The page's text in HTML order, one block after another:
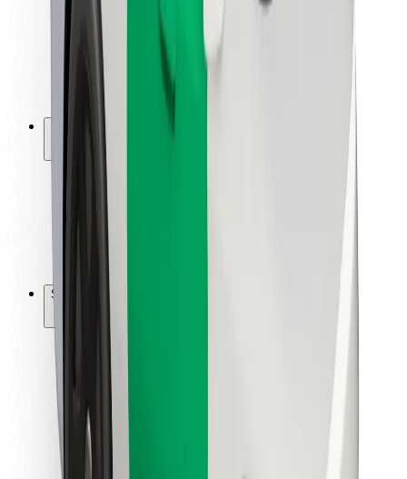
Sécurité des passagers
Sécurité des chauffeurs
Sécurité à trottinette
Safety Lab
Villes
Emplacements
Solutions pour les villes
Aéroports
Stations de charge Bolt
Support
Pour les passagers
Pour les chauffeurs
Pour les livreurs
Bolt Food
Pour les propriétaires de flotte